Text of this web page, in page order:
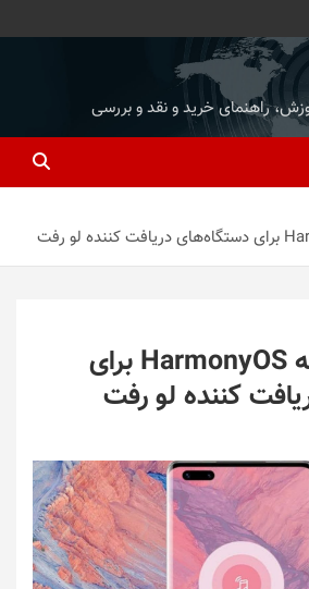
راهنمای خرید و نقد و بررسی
نقشه راه عرضه HarmonyOS برای
کننده لو رفت